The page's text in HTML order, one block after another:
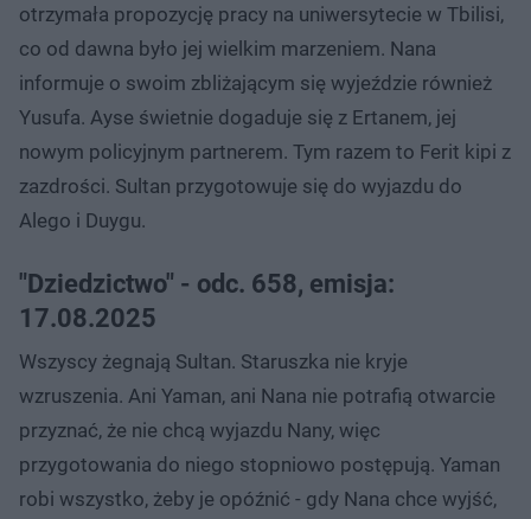
otrzymała propozycję pracy na uniwersytecie w Tbilisi,
co od dawna było jej wielkim marzeniem. Nana
informuje o swoim zbliżającym się wyjeździe również
Yusufa. Ayse świetnie dogaduje się z Ertanem, jej
nowym policyjnym partnerem. Tym razem to Ferit kipi z
zazdrości. Sultan przygotowuje się do wyjazdu do
Alego i Duygu.
"Dziedzictwo" - odc. 658, emisja:
17.08.2025
Wszyscy żegnają Sultan. Staruszka nie kryje
wzruszenia. Ani Yaman, ani Nana nie potrafią otwarcie
przyznać, że nie chcą wyjazdu Nany, więc
przygotowania do niego stopniowo postępują. Yaman
robi wszystko, żeby je opóźnić - gdy Nana chce wyjść,